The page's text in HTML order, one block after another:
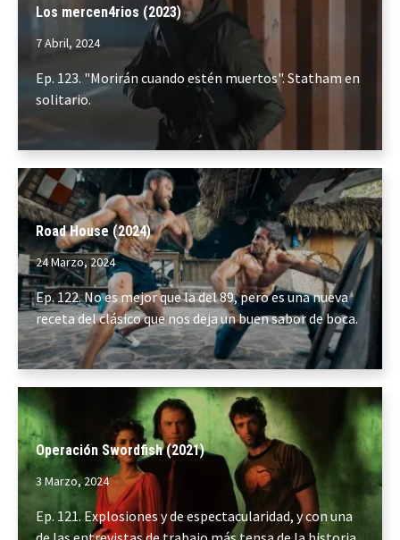
Los mercen4rios (2023)
7 Abril, 2024
Ep. 123. "Morirán cuando estén muertos". Statham en
solitario.
Road House (2024)
24 Marzo, 2024
Ep. 122. No es mejor que la del 89, pero es una nueva
receta del clásico que nos deja un buen sabor de boca.
Operación Swordfish (2021)
3 Marzo, 2024
Ep. 121. Explosiones y de espectacularidad, y con una